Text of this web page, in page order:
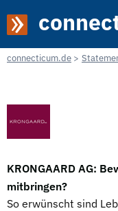
connecticum.de
KRONGAARD AG:
mitbringen?
So erwünscht sind